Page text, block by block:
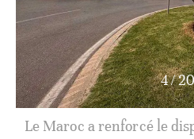
4/20
Le Maroc a renforcé le